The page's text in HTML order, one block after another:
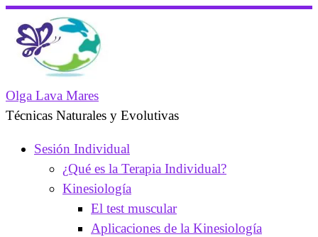
contenido
Olga Lava Mares
Técnicas Naturales y Evolutivas
Sesión Individual
¿Qué es la Terapia Individual?
Kinesiología
El test muscular
Aplicaciones de la Kinesiología